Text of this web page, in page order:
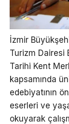
İzmir
Turizm Dairesi
Tarihi Kent
kapsamında
edebiyatının
eserleri ve
okuyarak